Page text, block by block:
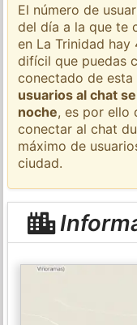
El número de
del día a la que te
en La Trinidad
difícil que puedas
conectado de esta
usuarios al chat
noche, es por ello
conectar al chat
máximo de
ciudad.